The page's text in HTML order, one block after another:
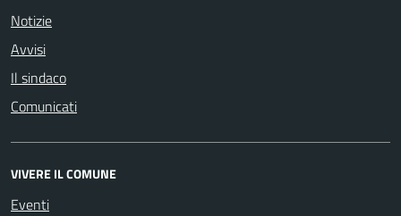
Notizie
Avvisi
Il sindaco
Comunicati
VIVERE IL COMUNE
Eventi